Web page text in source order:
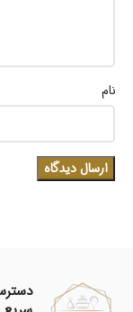
نام